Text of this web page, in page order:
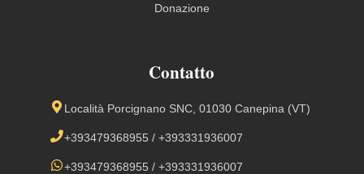
Donazione
Contatto
Località Porcignano SNC, 01030 Canepina (VT)
+393479368955 /+393331936007
+393479368955 /+393331936007